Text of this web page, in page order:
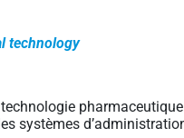
technology
systèmes